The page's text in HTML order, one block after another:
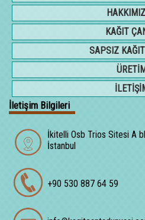
KAĞIT
SAPSIZ
ÜRETİM
İletişim Bilgileri
İkitelli Osb Trios Sitesi A
İstanbul
+90 530 887 64 59